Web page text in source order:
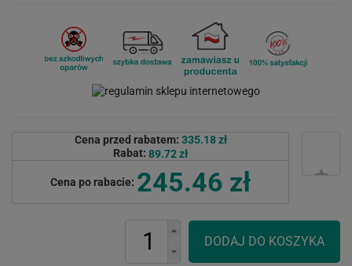
Cena przed rabatem: 335.18 zł
Rabat: 89.72 zł
Cena po rabacie: 245.46 zł